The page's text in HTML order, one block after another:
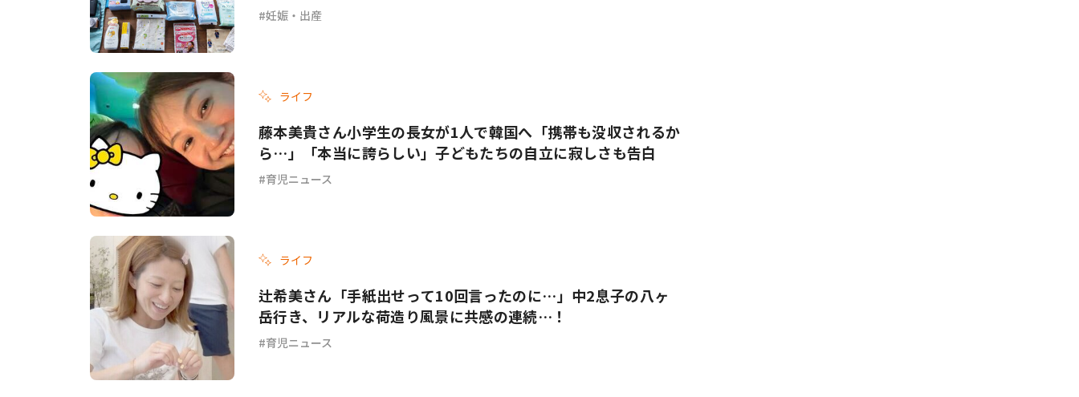
妊娠・出産
ライフ
藤本美貴さん小学生の長女が1人で韓国へ「携帯も没収されるか
ら…」「本当に誇らしい」子どもたちの自立に寂しさも告白
育児ニュース
ライフ
辻希美さん「手紙出せって10回言ったのに…」中2息子の八ヶ
岳行き、リアルな荷造り風景に共感の連続…！
育児ニュース